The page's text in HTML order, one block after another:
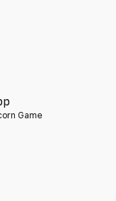
Game